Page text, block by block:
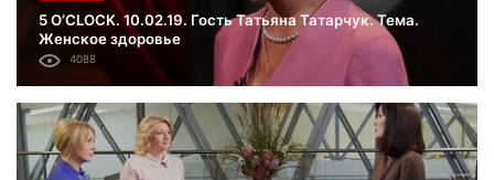
5 O’CLOCK. 10.02.19. Гость Татьяна Татарчук. Тема.
Женское здоровье
4088